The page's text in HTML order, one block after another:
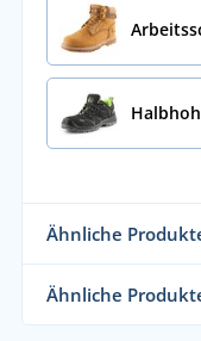
Ähnliche
Ähnliche